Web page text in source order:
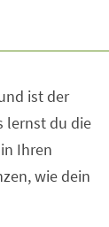
ist der
lernst du die
Ihren
wie dein